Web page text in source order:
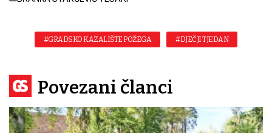
#GRADSKO KAZALIŠTE POŽEGA #DJEČJI TJEDAN
Povezani članci